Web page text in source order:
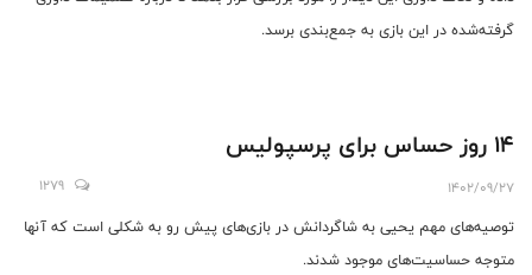
گرفته‌شده در این بازی به جمع‌‌بندی برسد.
۱۴ روز حساس برای پرسپولیس
1402/09/27
1279
توصیه‌های مهم یحیی به شاگردانش در بازی‌های پیش‌ رو به شکلی است که آنها
متوجه حساسیت‌های موجود شدند.